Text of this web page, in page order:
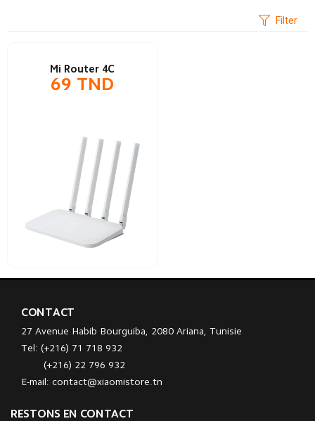
Filter
Mi Router 4C
69 TND
CONTACT
27 Avenue Habib Bourguiba, 2080 Ariana, Tunisie
Tel: (+216) 71 718 932
(+216) 22 796 932
E-mail: contact@xiaomistore.tn
RESTONS EN CONTACT